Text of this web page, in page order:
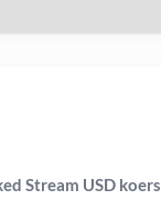
Stream USD koers